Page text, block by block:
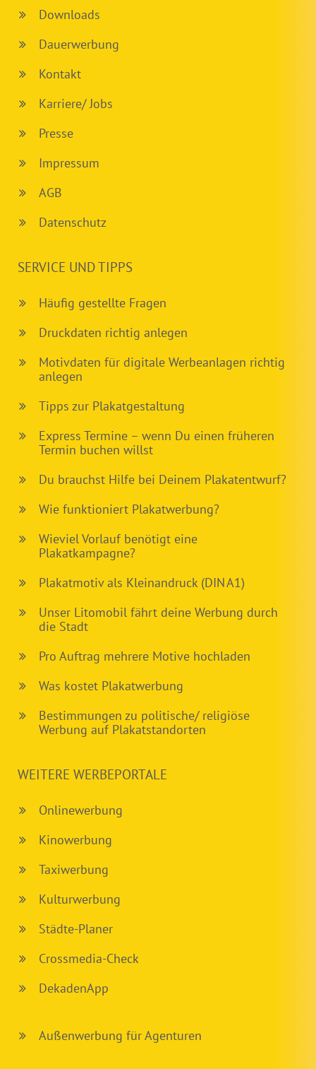
Downloads
Dauerwerbung
Kontakt
Karriere/ Jobs
Presse
Impressum
AGB
Datenschutz
SERVICE UND TIPPS
Häufig gestellte Fragen
Druckdaten richtig anlegen
Motivdaten für digitale Werbeanlagen richtig
anlegen
Tipps zur Plakatgestaltung
Express Termine – wenn Du einen früheren
Termin buchen willst
Du brauchst Hilfe bei Deinem Plakatentwurf?
Wie funktioniert Plakatwerbung?
Wieviel Vorlauf benötigt eine
Plakatkampagne?
Plakatmotiv als Kleinandruck (DIN A1)
Unser Litomobil fährt deine Werbung durch
die Stadt
Pro Auftrag mehrere Motive hochladen
Was kostet Plakatwerbung
Bestimmungen zu politische/ religiöse
Werbung auf Plakatstandorten
WEITERE WERBEPORTALE
Onlinewerbung
Kinowerbung
Taxiwerbung
Kulturwerbung
Städte-Planer
Crossmedia-Check
DekadenApp
Außenwerbung für Agenturen